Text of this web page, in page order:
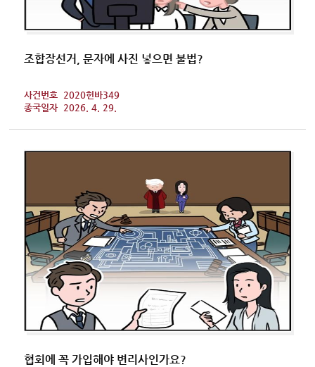
조합장선거, 문자에 사진 넣으면 불법?
사건번호 2020헌바349
종국일자 2026. 4. 29.
협회에 꼭 가입해야 변리사인가요?